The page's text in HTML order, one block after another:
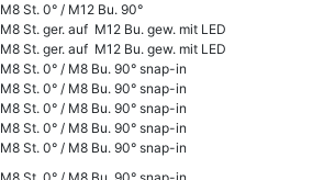
M8 St. 0° / M12 Bu. 90°
M8 St. ger. auf M12 Bu. gew. mit LED
M8 St. ger. auf M12 Bu. gew. mit LED
M8 St. 0° / M8 Bu. 90° snap-in
M8 St. 0° / M8 Bu. 90° snap-in
M8 St. 0° / M8 Bu. 90° snap-in
M8 St. 0° / M8 Bu. 90° snap-in
M8 St. 0° / M8 Bu. 90° snap-in